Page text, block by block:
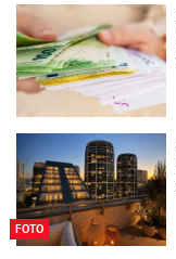
FOTO